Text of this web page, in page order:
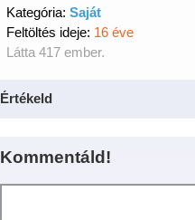
Kategória: Saját
Feltöltés ideje: 16 éve
Látta 417 ember.
Értékeld
Kommentáld!